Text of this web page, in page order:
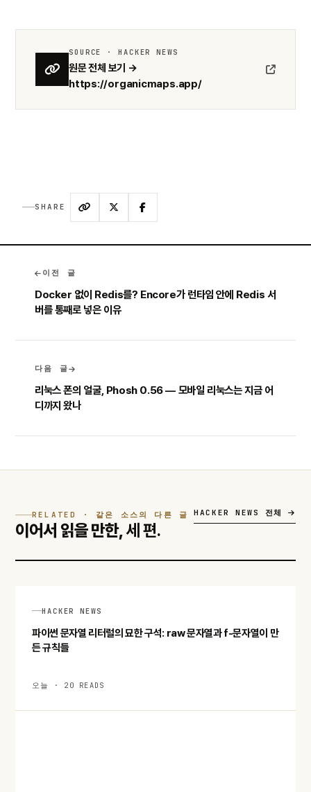
SOURCE · HACKER NEWS
원문 전체 보기 →
https://organicmaps.app/
SHARE
이전 글
Docker 없이 Redis를? Encore가 런타임 안에 Redis 서
버를 통째로 넣은 이유
다음 글
리눅스 폰의 얼굴, Phosh 0.56 — 모바일 리눅스는 지금 어
디까지 왔나
RELATED · 같은 소스의 다른 글
이어서 읽을 만한,세 편.
HACKER NEWS 전체
HACKER NEWS
파이썬 문자열 리터럴의 묘한 구석: raw 문자열과 f-문자열이 만
든 규칙들
오늘 · 20 READS